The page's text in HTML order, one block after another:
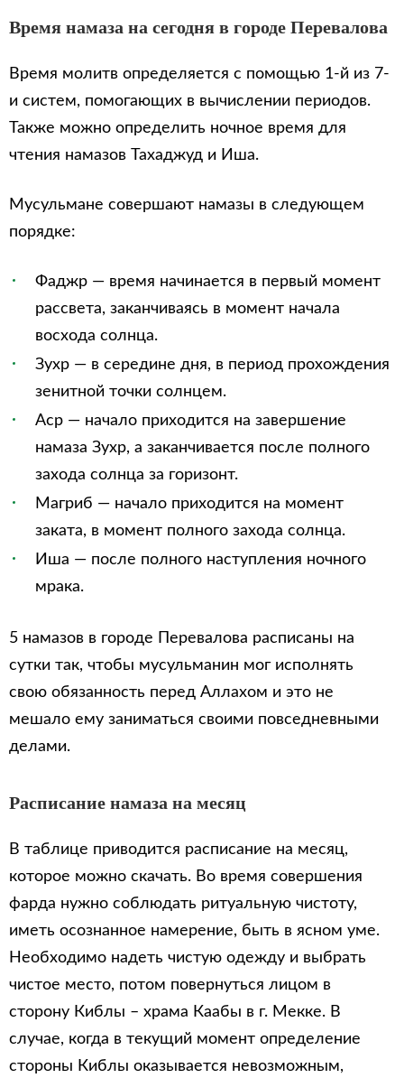
Время намаза на сегодня в городе Перевалова
Время молитв определяется с помощью 1-й из 7-
и систем, помогающих в вычислении периодов.
Также можно определить ночное время для
чтения намазов Тахаджуд и Иша.
Мусульмане совершают намазы в следующем
порядке:
Фаджр — время начинается в первый момент
рассвета, заканчиваясь в момент начала
восхода солнца.
Зухр — в середине дня, в период прохождения
зенитной точки солнцем.
Аср — начало приходится на завершение
намаза Зухр, а заканчивается после полного
захода солнца за горизонт.
Магриб — начало приходится на момент
заката, в момент полного захода солнца.
Иша — после полного наступления ночного
мрака.
5 намазов в городе Перевалова расписаны на
сутки так, чтобы мусульманин мог исполнять
свою обязанность перед Аллахом и это не
мешало ему заниматься своими повседневными
делами.
Расписание намаза на месяц
В таблице приводится расписание на месяц,
которое можно скачать. Во время совершения
фарда нужно соблюдать ритуальную чистоту,
иметь осознанное намерение, быть в ясном уме.
Необходимо надеть чистую одежду и выбрать
чистое место, потом повернуться лицом в
сторону Киблы – храма Каабы в г. Мекке. В
случае, когда в текущий момент определение
стороны Киблы оказывается невозможным,